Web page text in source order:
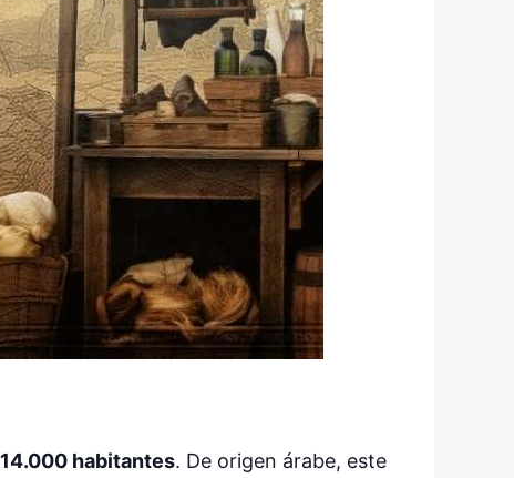
14.000 habitantes. De origen árabe, este